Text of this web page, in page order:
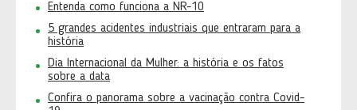
Entenda como funciona a NR-10
5 grandes acidentes industriais que entraram para a
história
Dia Internacional da Mulher: a história e os fatos
sobre a data
Confira o panorama sobre a vacinação contra Covid-